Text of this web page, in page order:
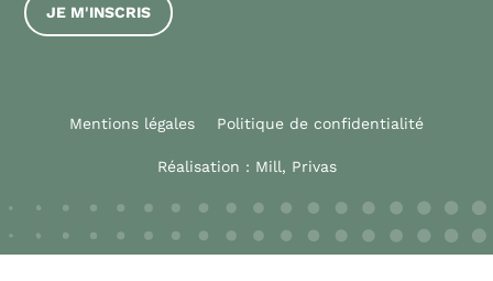
JE M'INSCRIS
Mentions légales Politique de confidentialité
Réalisation : Mill, Privas